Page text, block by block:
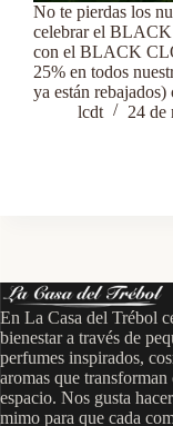
No te pierdas los
celebrar el
con el BLACK
25% en todos
ya están
lcdt
24 de
En La Casa del Trébol
bienestar a través de
perfumes inspirados,
aromas que
espacio. Nos gusta
mimo para que cada